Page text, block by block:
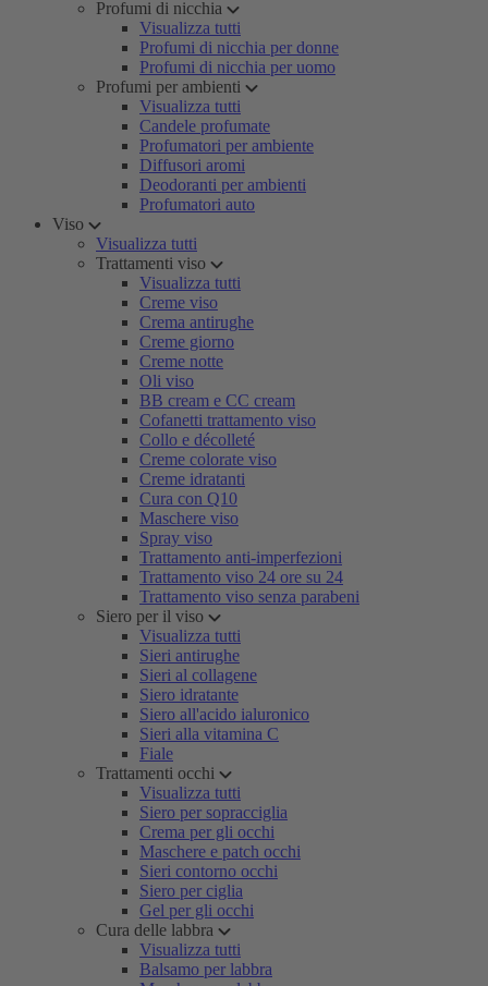
Profumi di nicchia
Visualizza tutti
Profumi di nicchia per donne
Profumi di nicchia per uomo
Profumi per ambienti
Visualizza tutti
Candele profumate
Profumatori per ambiente
Diffusori aromi
Deodoranti per ambienti
Profumatori auto
Viso
Visualizza tutti
Trattamenti viso
Visualizza tutti
Creme viso
Crema antirughe
Creme giorno
Creme notte
Oli viso
BB cream e CC cream
Cofanetti trattamento viso
Collo e décolleté
Creme colorate viso
Creme idratanti
Cura con Q10
Maschere viso
Spray viso
Trattamento anti-imperfezioni
Trattamento viso 24 ore su 24
Trattamento viso senza parabeni
Siero per il viso
Visualizza tutti
Sieri antirughe
Sieri al collagene
Siero idratante
Siero all'acido ialuronico
Sieri alla vitamina C
Fiale
Trattamenti occhi
Visualizza tutti
Siero per sopracciglia
Crema per gli occhi
Maschere e patch occhi
Sieri contorno occhi
Siero per ciglia
Gel per gli occhi
Cura delle labbra
Visualizza tutti
Balsamo per labbra